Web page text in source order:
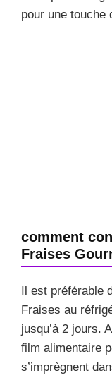
pour une touche
comment
Fraises
Il est préférable
Fraises au
jusqu’à 2 jours.
film alimentaire
s’imprègnent